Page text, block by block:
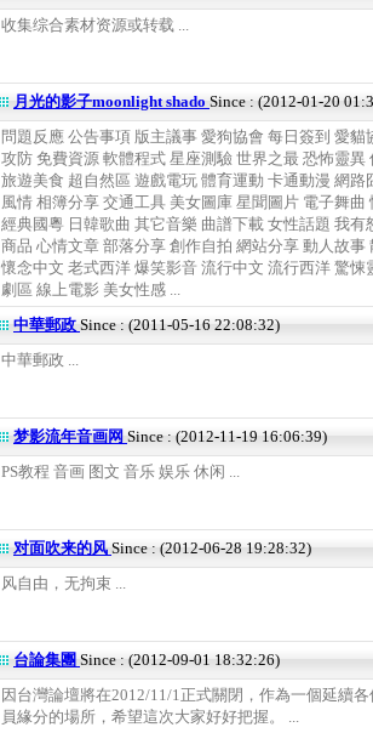
收集综合素材资源或转载 ...
月光的影子moonlight shado Since : (2012-01-20
問題反應 公告事項 版主議事 愛狗協會 每日簽到 愛貓
攻防 免費資源 軟體程式 星座測驗 世界之最 恐怖靈異
旅遊美食 超自然區 遊戲電玩 體育運動 卡通動漫 網路
風情 相簿分享 交通工具 美女圖庫 星聞圖片 電子舞曲
經典國粵 日韓歌曲 其它音樂 曲譜下載 女性話題 我有
商品 心情文章 部落分享 創作自拍 網站分享 動人故事
懷念中文 老式西洋 爆笑影音 流行中文 流行西洋 驚悚
劇區 線上電影 美女性感 ...
中華郵政 Since : (2011-05-16 22:08:32)
中華郵政 ...
梦影流年音画网 Since : (2012-11-19 16:06:39)
PS教程 音画 图文 音乐 娱乐 休闲 ...
对面吹来的风 Since : (2012-06-28 19:28:32)
风自由，无拘束 ...
台論集團 Since : (2012-09-01 18:32:26)
因台灣論壇將在2012/11/1正式關閉，作為一個延續
員緣分的場所，希望這次大家好好把握。 ...